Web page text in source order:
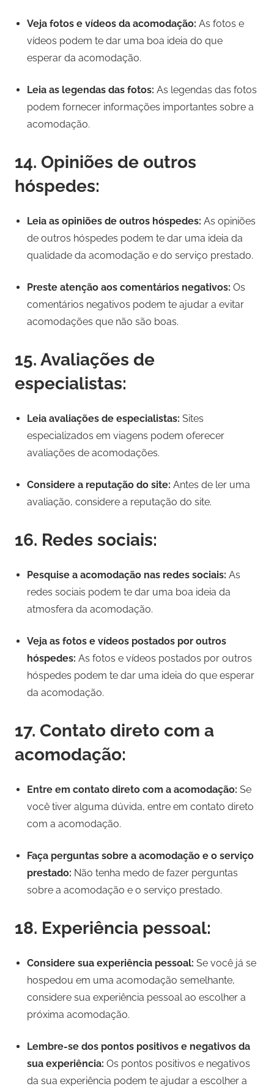
Veja fotos e vídeos da acomodação: As fotos e
vídeos podem te dar uma boa ideia do que
esperar da acomodação.
Leia as legendas das fotos: As legendas das fotos
podem fornecer informações importantes sobre a
acomodação.
14. Opiniões de outros
hóspedes:
Leia as opiniões de outros hóspedes: As opiniões
de outros hóspedes podem te dar uma ideia da
qualidade da acomodação e do serviço prestado.
Preste atenção aos comentários negativos: Os
comentários negativos podem te ajudar a evitar
acomodações que não são boas.
15. Avaliações de
especialistas:
Leia avaliações de especialistas: Sites
especializados em viagens podem oferecer
avaliações de acomodações.
Considere a reputação do site: Antes de ler uma
avaliação, considere a reputação do site.
16. Redes sociais:
Pesquise a acomodação nas redes sociais: As
redes sociais podem te dar uma boa ideia da
atmosfera da acomodação.
Veja as fotos e vídeos postados por outros
hóspedes: As fotos e vídeos postados por outros
hóspedes podem te dar uma ideia do que esperar
da acomodação.
17. Contato direto com a
acomodação:
Entre em contato direto com a acomodação: Se
você tiver alguma dúvida, entre em contato direto
com a acomodação.
Faça perguntas sobre a acomodação e o serviço
prestado: Não tenha medo de fazer perguntas
sobre a acomodação e o serviço prestado.
18. Experiência pessoal:
Considere sua experiência pessoal: Se você já se
hospedou em uma acomodação semelhante,
considere sua experiência pessoal ao escolher a
próxima acomodação.
Lembre-se dos pontos positivos e negativos da
sua experiência: Os pontos positivos e negativos
da sua experiência podem te ajudar a escolher a